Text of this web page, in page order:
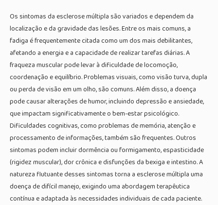
Os sintomas da esclerose múltipla são variados e dependem da
localização e da gravidade das lesões. Entre os mais comuns, a
fadiga é frequentemente citada como um dos mais debilitantes,
afetando a energia e a capacidade de realizar tarefas diárias. A
fraqueza muscular pode levar à dificuldade de locomoção,
coordenação e equilíbrio. Problemas visuais, como visão turva, dupla
ou perda de visão em um olho, são comuns. Além disso, a doença
pode causar alterações de humor, incluindo depressão e ansiedade,
que impactam significativamente o bem-estar psicológico.
Dificuldades cognitivas, como problemas de memória, atenção e
processamento de informações, também são frequentes. Outros
sintomas podem incluir dormência ou formigamento, espasticidade
(rigidez muscular), dor crônica e disfunções da bexiga e intestino. A
natureza flutuante desses sintomas torna a esclerose múltipla uma
doença de difícil manejo, exigindo uma abordagem terapêutica
contínua e adaptada às necessidades individuais de cada paciente.